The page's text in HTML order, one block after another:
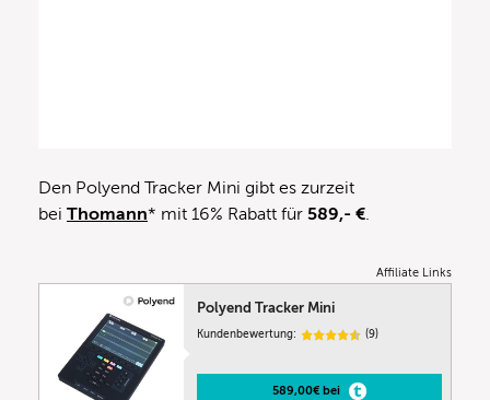
Den Polyend Tracker Mini gibt es zurzeit
bei Thomann* mit 16% Rabatt für 589,- €.
Affiliate Links
Polyend Tracker Mini
Kundenbewertung: (9)
589,00€ bei